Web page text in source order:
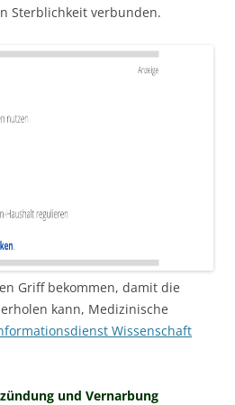
Sterblichkeit verbunden.
Griff bekommen, damit die
kann, Medizinische
Wissenschaft
und Vernarbung